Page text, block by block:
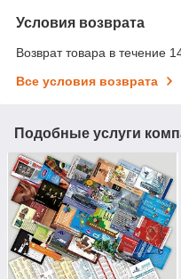
Условия возврата
Возврат товара в течение
Все условия возврата
Подобные услуги